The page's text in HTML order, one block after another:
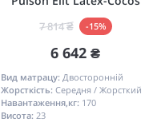
7 814 ₴ -15%
6 642 ₴
Вид матрацу: Двосторонній
Жорсткість: Середня / Жорсткий
Навантаження,кг: 170
Висота: 23